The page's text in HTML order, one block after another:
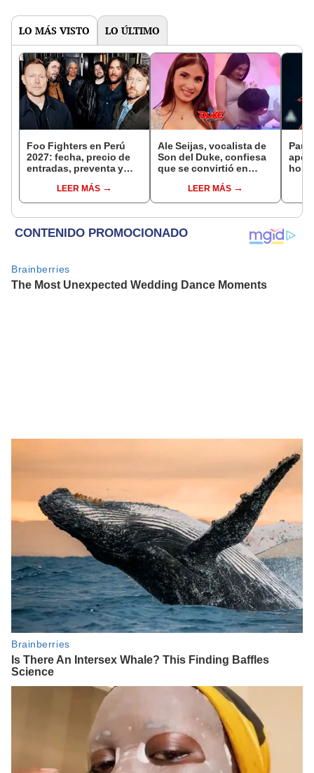
LO MÁS VISTO LO ÚLTIMO
Foo Fighters en Perú
2027: fecha, precio de
entradas, preventa y
concierto de la banda
en el Estadio San
LEER MÁS
Ale Seijas, vocalista de
Son del Duke, confiesa
que se convirtió en
a cumplir tres años"
LEER MÁS